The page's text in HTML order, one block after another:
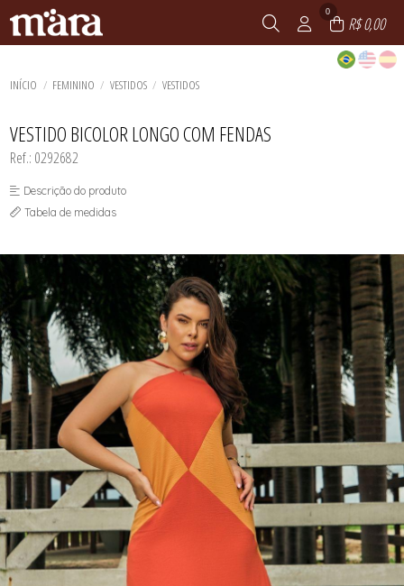
0
R$ 0,00
INÍCIO FEMININO VESTIDOS VESTIDOS
VESTIDO BICOLOR LONGO COM FENDAS
Ref.: 0292682
Descrição do produto
Tabela de medidas